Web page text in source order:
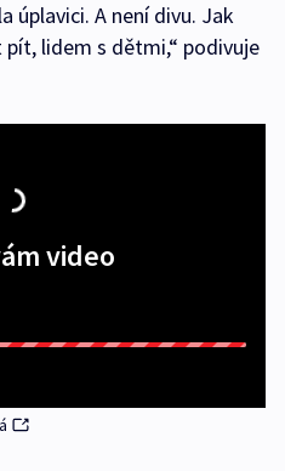
úplavici. A není divu. Jak
lidem s dětmi,“ podivuje
video